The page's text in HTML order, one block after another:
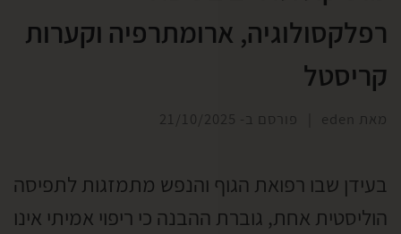
רפלקסולוגיה, ארומתרפיה וקערות
קריסטל
מאת eden פורסם ב- 21/10/2025
בעידן שבו רפואת הגוף והנפש מתמזגות לתפיסה
הוליסטית אחת, גוברת ההבנה כי ריפוי אמיתי אינו